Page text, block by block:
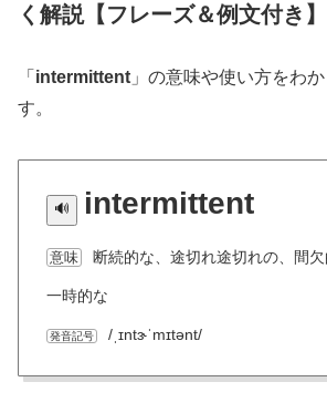
く解説【フレーズ＆例文付き】
「 intermittent 」の意味や使い方をわ
す。
intermittent
意味 断続的な、途切れ途切れの、間欠
一時的な
発音記号 /ˌɪntɝˈmɪtənt/